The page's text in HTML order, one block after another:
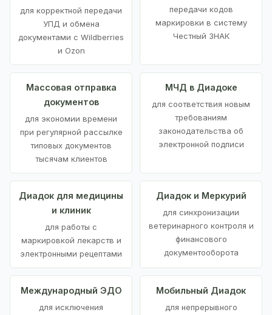
для корректной передачи
УПД и обмена
документами с Wildberries
и Ozon
передачи кодов
маркировки в систему
Честный ЗНАК
Массовая отправка
документов
для экономии времени
при регулярной рассылке
типовых документов
тысячам клиентов
МЧД в Диадоке
для соответствия новым
требованиям
законодательства об
электронной подписи
Диадок для медицины
и клиник
для работы с
маркировкой лекарств и
электронными рецептами
Диадок и Меркурий
для синхронизации
ветеринарного контроля и
финансового
документооборота
Международный ЭДО
для исключения
Мобильный Диадок
для непрерывного